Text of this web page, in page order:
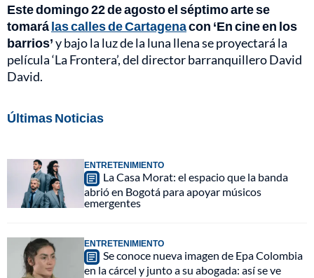
Este domingo 22 de agosto el séptimo arte se
tomarálas calles de Cartagenacon ‘En cine en los
barrios’y bajo la luz de la luna llena se proyectará la
película ‘La Frontera’, del director barranquillero David
David.
Últimas Noticias
ENTRETENIMIENTO
La Casa Morat: el espacio que la banda
abrió en Bogotá para apoyar músicos
emergentes
ENTRETENIMIENTO
Se conoce nueva imagen de Epa Colombia
en la cárcel y junto a su abogada: así se ve